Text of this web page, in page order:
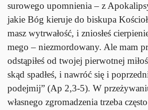
surowego upomnienia – z
jakie Bóg kieruje do biskupa
masz wytrwałość, i zniosłeś
mego – niezmordowany. Ale mam
odstąpiłeś od twojej pierwotnej
skąd spadłeś, i nawróć się i
podejmij” (Ap 2,3-5). W
własnego zgromadzenia trzeba